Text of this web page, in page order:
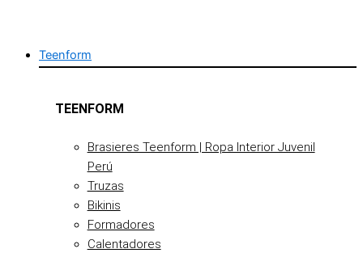
Teenform
TEENFORM
Brasieres Teenform | Ropa Interior Juvenil
Perú
Truzas
Bikinis
Formadores
Calentadores